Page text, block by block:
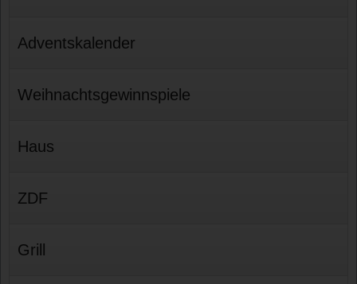
Adventskalender
Weihnachtsgewinnspiele
Haus
ZDF
Grill